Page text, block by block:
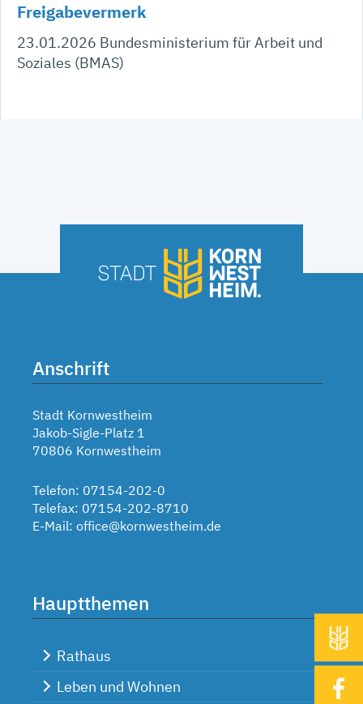
Freigabevermerk
23.01.2026 Bundesministerium für Arbeit und
Soziales (BMAS)
Anschrift
Stadt Kornwestheim
Jakob-Sigle-Platz 1
70806 Kornwestheim
Telefon: 07154-202-0
Telefax: 07154-202-8710
E-Mail: office@kornwestheim.de
Hauptthemen
Rathaus
Leben und Wohnen